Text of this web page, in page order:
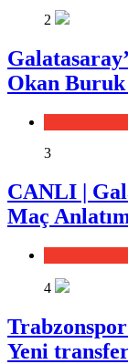
2
Okan Buruk
3
CANLI |
Maç
4
Yeni